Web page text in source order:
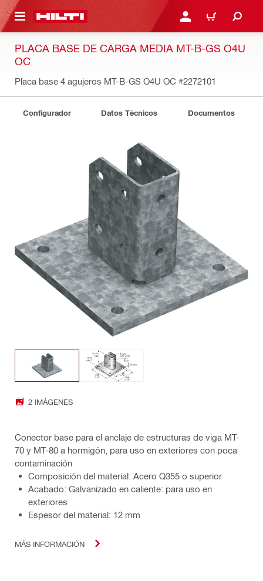
PRINCIPAL INICIE SESIÓN O
CARRITO
PLACA BASE DE CARGA MEDIA MT-B-GS O4U
OC
Placa base 4 agujeros MT-B-GS O4U OC #2272101
Configurador Datos Técnicos Documentos
2 IMÁGENES
Conector base para el anclaje de estructuras de viga MT-
70 y MT-80 a hormigón, para uso en exteriores con poca
contaminación
Composición del material: Acero Q355 o superior
Acabado: Galvanizado en caliente: para uso en
exteriores
Espesor del material: 12 mm
MÁS INFORMACIÓN